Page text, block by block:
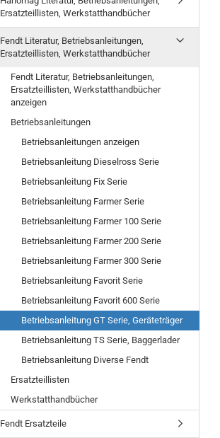
Ersatzteillisten, Werkstatthandbücher
Fendt Literatur, Betriebsanleitungen,
Ersatzteillisten, Werkstatthandbücher
Fendt Literatur, Betriebsanleitungen,
Ersatzteillisten, Werkstatthandbücher
anzeigen
Betriebsanleitungen
Betriebsanleitungen anzeigen
Betriebsanleitung Dieselross Serie
Betriebsanleitung Fix Serie
Betriebsanleitung Farmer Serie
Betriebsanleitung Farmer 100 Serie
Betriebsanleitung Farmer 200 Serie
Betriebsanleitung Farmer 300 Serie
Betriebsanleitung Favorit Serie
Betriebsanleitung Favorit 600 Serie
Betriebsanleitung GT Serie, Geräteträger
Betriebsanleitung TS Serie, Baggerlader
Betriebsanleitung Diverse Fendt
Ersatzteillisten
Werkstatthandbücher
Fendt Ersatzteile